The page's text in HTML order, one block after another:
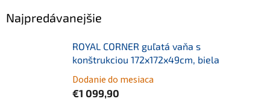
Najpredávanejšie
ROYAL CORNER guľatá vaňa s
konštrukciou 172x172x49cm, biela
Dodanie do mesiaca
€1 099,90